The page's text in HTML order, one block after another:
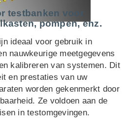
testbanken voor
pompen, enz.
ideaal voor gebruik in
nauwkeurige meetgegevens
kalibreren van systemen. Dit
en prestaties van uw
worden gekenmerkt door
Ze voldoen aan de
in testomgevingen.